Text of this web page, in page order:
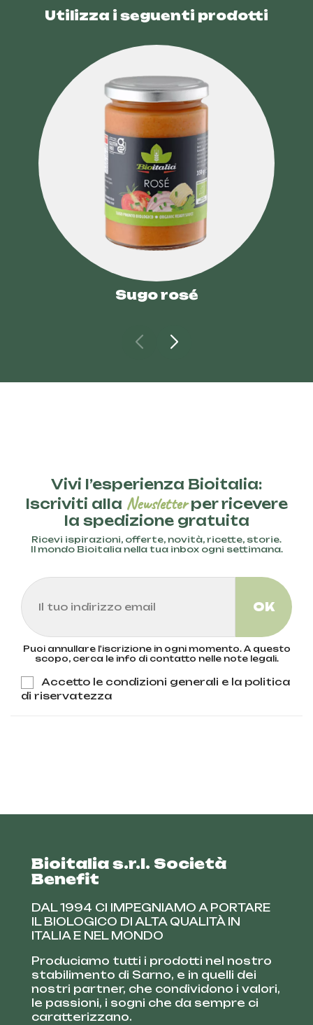
Utilizza i seguenti prodotti
Sugo rosé
Vivi l’esperienza Bioitalia:
Iscriviti alla Newsletterper ricevere
la spedizione gratuita
Ricevi ispirazioni, offerte, novità, ricette, storie.
Il mondo Bioitalia nella tua inbox ogni settimana.
Puoi annullare l'iscrizione in ogni momento. A questo
scopo, cerca le info di contatto nelle note legali.
Accetto le condizioni generali e la politica
di riservatezza
Bioitalia s.r.l. Società
Benefit
DAL 1994 CI IMPEGNIAMO A PORTARE
IL BIOLOGICO DI ALTA QUALITÀ IN
ITALIA E NEL MONDO
Produciamo tutti i prodotti nel nostro
stabilimento di Sarno, e in quelli dei
nostri partner, che condividono i valori,
le passioni, i sogni che da sempre ci
caratterizzano.